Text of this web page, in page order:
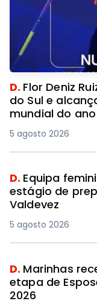
D. Flor Deniz
do Sul e
mundial do ano
5 agosto 2026
D. Equipa
estágio de
Valdevez
5 agosto 2026
D. Marinhas
etapa de
2026